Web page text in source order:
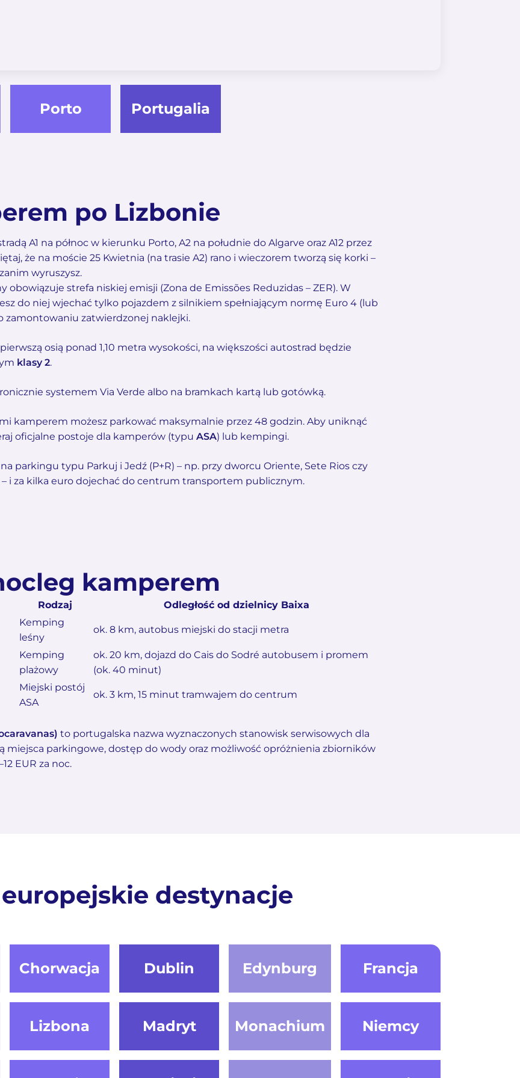
Porto Portugalia
po Lizbonie
A1 na północ w kierunku Porto, A2 na południe do Algarve oraz A12 przez
że na moście 25 Kwietnia (na trasie A2) rano i wieczorem tworzą się korki –
wyruszysz.
obowiązuje strefa niskiej emisji (Zona de Emissões Reduzidas – ZER). W
do niej wjechać tylko pojazdem z silnikiem spełniającym normę Euro 4 (lub
zamontowaniu zatwierdzonej naklejki.
osią ponad 1,10 metra wysokości, na większości autostrad będzie
klasy 2.
systemem Via Verde albo na bramkach kartą lub gotówką.
kamperem możesz parkować maksymalnie przez 48 godzin. Aby uniknąć
oficjalne postoje dla kamperów (typu ASA) lub kempingi.
parkingu typu Parkuj i Jedź (P+R) – np. przy dworcu Oriente, Sete Rios czy
i za kilka euro dojechać do centrum transportem publicznym.
kamperem
Rodzaj
Odległość od dzielnicy Baixa
Kemping
leśny
ok. 8 km, autobus miejski do stacji metra
Kemping
plażowy
ok. 20 km, dojazd do Cais do Sodré autobusem i promem
(ok. 40 minut)
Miejski postój
ASA
ok. 3 km, 15 minut tramwajem do centrum
to portugalska nazwa wyznaczonych stanowisk serwisowych dla
miejsca parkingowe, dostęp do wody oraz możliwość opróżnienia zbiorników
EUR za noc.
destynacje
Chorwacja Dublin Edynburg Francja
Lizbona Madryt Monachium Niemcy